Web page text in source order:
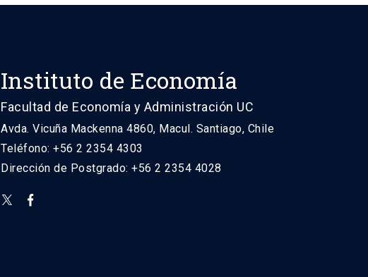
Instituto de Economía
Facultad de Economía y Administración UC
Avda. Vicuña Mackenna 4860, Macul. Santiago, Chile
Teléfono: +56 2 2354 4303
Dirección de Postgrado: +56 2 2354 4028